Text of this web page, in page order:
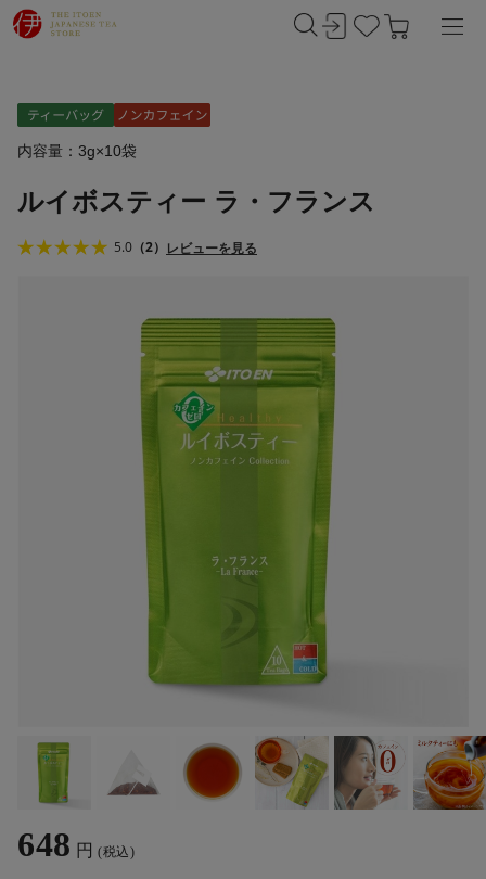
内容量：3g×10袋
ルイボスティー ラ・フランス
5.0 （2） レビューを見る
648 円 (税込)